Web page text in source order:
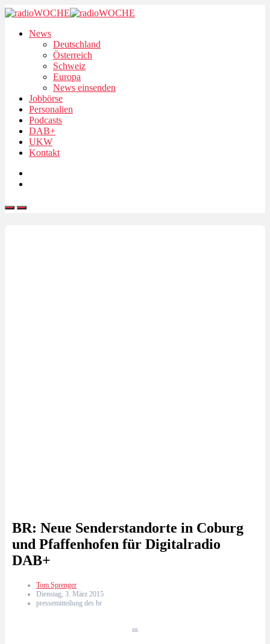
News
Deutschland
Österreich
Schweiz
Europa
News einsenden
Jobbörse
Personalien
Podcasts
DAB+
UKW
Kontakt
BR: Neue Senderstandorte in Coburg
und Pfaffenhofen für Digitalradio
DAB+
Tom Sprenger
Dienstag, 3. März 2015
pressemitteilung des br
BR